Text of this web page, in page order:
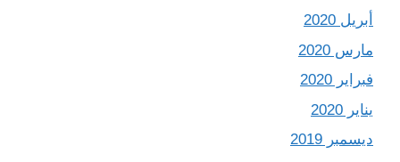
أبريل 2020
مارس 2020
فبراير 2020
يناير 2020
ديسمبر 2019